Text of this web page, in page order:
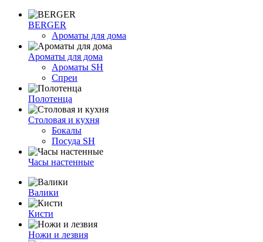
BERGER
Ароматы для дома
Ароматы для дома
Ароматы SH
Спреи
Полотенца
Столовая и кухня
Бокалы
Посуда SH
Часы настенные
Валики
Кисти
Ножи и лезвия